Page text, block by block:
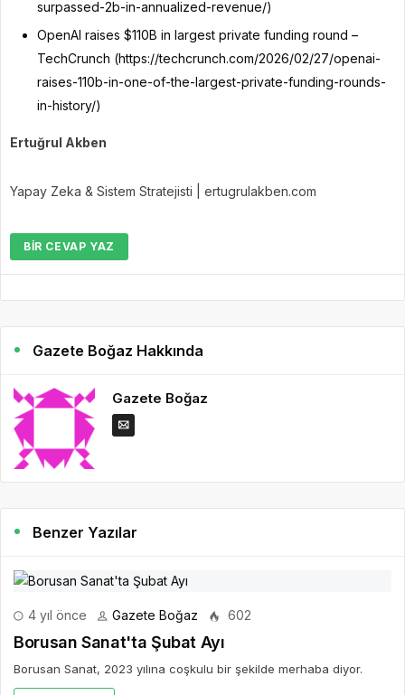
surpassed-2b-in-annualized-revenue/)
OpenAI raises $110B in largest private funding round –
TechCrunch (https://techcrunch.com/2026/02/27/openai-
raises-110b-in-one-of-the-largest-private-funding-rounds-
in-history/)
Ertuğrul Akben
Yapay Zeka & Sistem Stratejisti | ertugrulakben.com
BIR CEVAP YAZ
Gazete Boğaz Hakkında
Gazete Boğaz
Benzer Yazılar
4 yıl önce Gazete Boğaz 602
Borusan Sanat'ta Şubat Ayı
Borusan Sanat, 2023 yılına coşkulu bir şekilde merhaba diyor.